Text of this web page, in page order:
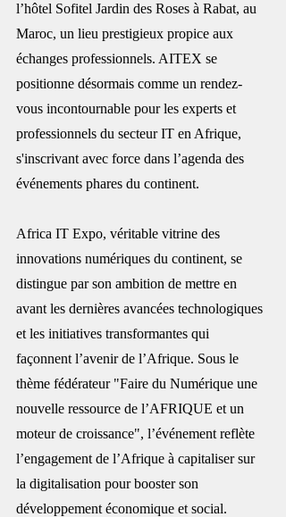
l’hôtel Sofitel Jardin des Roses à Rabat, au
Maroc, un lieu prestigieux propice aux
échanges professionnels. AITEX se
positionne désormais comme un rendez-
vous incontournable pour les experts et
professionnels du secteur IT en Afrique,
s'inscrivant avec force dans l’agenda des
événements phares du continent.
Africa IT Expo, véritable vitrine des
innovations numériques du continent, se
distingue par son ambition de mettre en
avant les dernières avancées technologiques
et les initiatives transformantes qui
façonnent l’avenir de l’Afrique. Sous le
thème fédérateur "Faire du Numérique une
nouvelle ressource de l’AFRIQUE et un
moteur de croissance", l’événement reflète
l’engagement de l’Afrique à capitaliser sur
la digitalisation pour booster son
développement économique et social.